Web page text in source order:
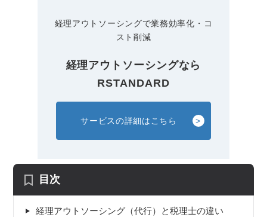
経理アウトソーシングで業務効率化・コ
スト削減
経理アウトソーシングなら
RSTANDARD
サービスの詳細はこちら
目次
経理アウトソーシング（代行）と税理士の違い